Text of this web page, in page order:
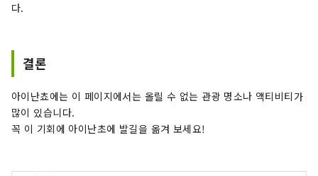
다.
결론
아이난쵸에는 이 페이지에서는 올릴 수 없는 관광 명소나 액티비티가
많이 있습니다.
꼭 이 기회에 아이난초에 발길을 옮겨 보세요!